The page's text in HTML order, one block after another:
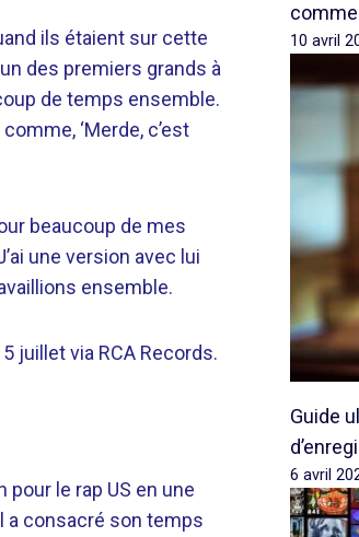
ils étaient sur cette
des premiers grands à
de temps ensemble.
‘Merde, c’est
beaucoup de mes
une version avec lui
ensemble.
juillet via RCA Records.
le rap US en une
a consacré son temps
10 avril
Guide
6 avril